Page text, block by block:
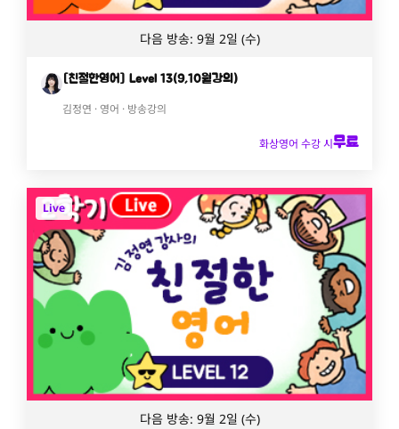
다음 방송: 9월 2일 (수)
[친절한영어] Level 13(9,10월강의)
김정연 · 영어 · 방송강의
화상영어 수강 시무료
Live
다음 방송: 9월 2일 (수)